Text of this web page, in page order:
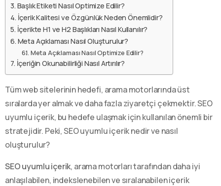
Başlık Etiketi Nasıl Optimize Edilir?
İçerik Kalitesi ve Özgünlük Neden Önemlidir?
İçerikte H1 ve H2 Başlıkları Nasıl Kullanılır?
Meta Açıklaması Nasıl Oluşturulur?
Meta Açıklaması Nasıl Optimize Edilir?
İçeriğin Okunabilirliği Nasıl Artırılır?
Tüm web sitelerinin hedefi, arama motorlarında üst
sıralarda yer almak ve daha fazla ziyaretçi çekmektir. SEO
uyumlu içerik, bu hedefe ulaşmak için kullanılan önemli bir
stratejidir. Peki, SEO uyumlu içerik nedir ve nasıl
oluşturulur?
SEO uyumlu içerik, arama motorları tarafından daha iyi
anlaşılabilen, indekslenebilen ve sıralanabilen içerik